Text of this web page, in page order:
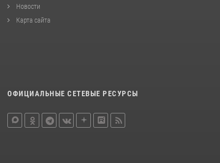
Новости
Карта сайта
ОФИЦИАЛЬНЫЕ СЕТЕВЫЕ РЕСУРСЫ